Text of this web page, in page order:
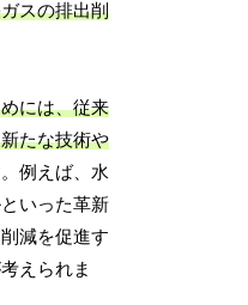
スの排出削
には、従来
たな技術や
例えば、水
いった革新
減を促進す
えられま